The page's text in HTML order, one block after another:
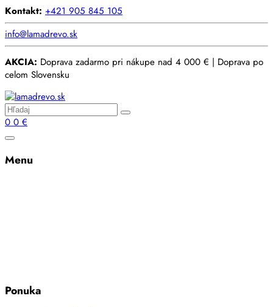
Kontakt: +421 905 845 105
info@lamadrevo.sk
AKCIA: Doprava zadarmo pri nákupe nad 4 000 € | Doprava po
celom Slovensku
0 0 €
Menu
Ponuka